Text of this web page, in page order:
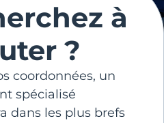
à
?
coordonnées, un
spécialisé
dans les plus brefs